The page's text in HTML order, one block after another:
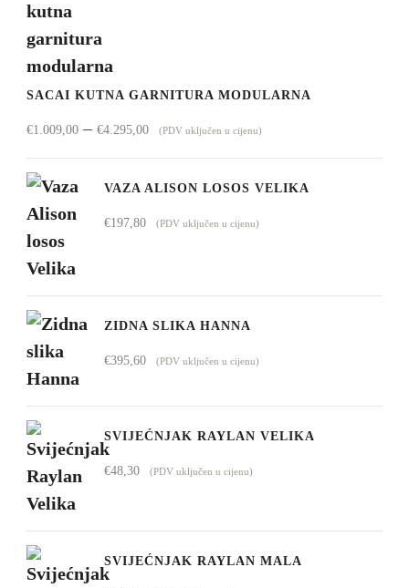
SACAI KUTNA GARNITURA MODULARNA
€1.009,00 – €4.295,00Raspon
cijena:
od
(PDV uključen u cijenu)
VAZA ALISON LOSOS VELIKA
€197,80 (PDV uključen u cijenu)
ZIDNA SLIKA HANNA
€395,60 (PDV uključen u cijenu)
SVIJEĆNJAK RAYLAN VELIKA
€48,30 (PDV uključen u cijenu)
SVIJEĆNJAK RAYLAN MALA